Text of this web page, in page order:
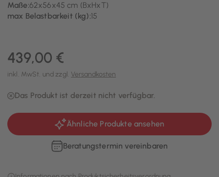
Maße:62x56x45 cm (BxHxT)
max Belastbarkeit (kg):15
439,00 €
inkl. MwSt. und zzgl. Versandkosten
Das Produkt ist derzeit nicht verfügbar.
Ähnliche Produkte ansehen
Beratungstermin vereinbaren